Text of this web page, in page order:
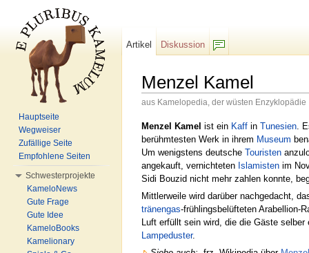
Menzel Kamel
aus Kamelopedia, der wüsten Enzyklopädie
Menzel Kamel ist ein Kaff in Tunesien .
berühmtesten Werk in ihrem Museum
Um wenigstens deutsche Touristen
angekauft, vernichteten Islamisten im
Sidi Bouzid nicht mehr zahlen konnte,
Mittlerweile wird darüber nachgedacht,
tränengas-frühlingsbelüfteten Arabellion-
Luft erfüllt sein wird, die die Gäste
Lampeduster.
Artikel
Diskussion
Hauptseite
Wegweiser
Zufällige Seite
Empfohlene Seiten
Schwesterprojekte
KameloNews
Gute Frage
Gute Idee
KameloBooks
Kamelionary